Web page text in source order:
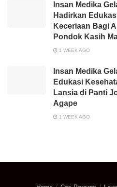
Insan Medika
Hadirkan
Keceriaan Bagi
Pondok Kasih
1 WEEK AGO
Insan Medika
Edukasi
Lansia di Panti
Agape
1 WEEK AGO